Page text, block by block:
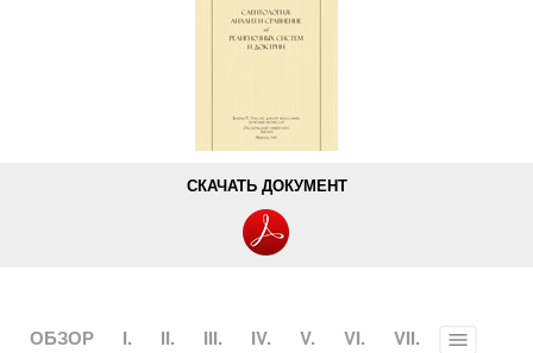
СКАЧАТЬ ДОКУМЕНТ
ОБЗОР I. II. III. IV. V. VI. VII. Toggle